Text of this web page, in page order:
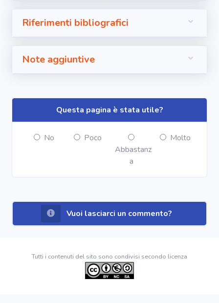
Riferimenti bibliografici
Note aggiuntive
Questa pagina è stata utile?
No
Poco
Abbastanz
a
Molto
Vuoi lasciarci un commento?
Tutti i contenuti del sito sono condivisi secondo licenza